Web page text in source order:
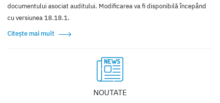
documentului asociat auditului. Modificarea va fi disponibilă începând
cu versiunea 18.18.1.
Citește mai mult
NOUTATE